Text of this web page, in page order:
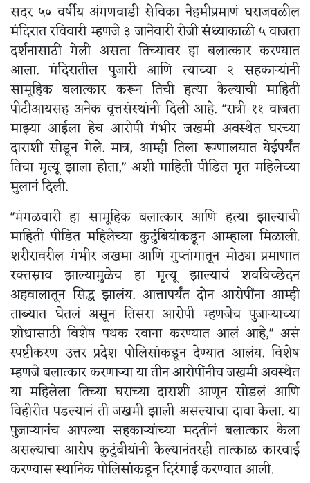
सदर ५० वर्षीय अंगणवाडी सेविका नेहमीप्रमाणं घराजवळील
मंदिरात रविवारी म्हणजे ३ जानेवारी रोजी संध्याकाळी ५ वाजता
दर्शनासाठी गेली असता तिच्यावर हा बलात्कार करण्यात
आला. मंदिरातील पुजारी आणि त्याच्या २ सहकाऱ्यांनी
सामूहिक बलात्कार करून तिची हत्या केल्याची माहिती
पीटीआयसह अनेक वृत्तसंस्थांनी दिली आहे. "रात्री ११ वाजता
माझ्या आईला हेच आरोपी गंभीर जखमी अवस्थेत घरच्या
दाराशी सोडून गेले. मात्र, आम्ही तिला रूग्णालयात येईपर्यंत
तिचा मृत्यू झाला होता," अशी माहिती पीडित मृत महिलेच्या
मुलानं दिली.
"मंगळवारी हा सामूहिक बलात्कार आणि हत्या झाल्याची
माहिती पीडित महिलेच्या कुटुंबियांकडून आम्हाला मिळाली.
शरीरावरील गंभीर जखमा आणि गुप्तांगातून मोठ्या प्रमाणात
रक्तस्राव झाल्यामुळेच हा मृत्यू झाल्याचं शवविच्छेदन
अहवालातून सिद्ध झालंय. आत्तापर्यंत दोन आरोपींना आम्ही
ताब्यात घेतलं असून तिसरा आरोपी म्हणजेच पुजाऱ्याच्या
शोधासाठी विशेष पथक रवाना करण्यात आलं आहे," असं
स्पष्टीकरण उत्तर प्रदेश पोलिसांकडून देण्यात आलंय. विशेष
म्हणजे बलात्कार करणाऱ्या या तीन आरोपींनीच जखमी अवस्थेत
या महिलेला तिच्या घराच्या दाराशी आणून सोडलं आणि
विहीरीत पडल्यानं ती जखमी झाली असल्याचा दावा केला. या
पुजाऱ्यानंच आपल्या सहकाऱ्यांच्या मदतीनं बलात्कार केला
असल्याचा आरोप कुटुंबीयांनी केल्यानंतरही तात्काळ कारवाई
करण्यास स्थानिक पोलिसांकडून दिरंगाई करण्यात आली.